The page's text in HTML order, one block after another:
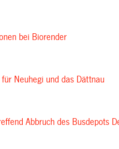
bei Biorender
Neuhegi und das Dättnau
Abbruch des Busdepots